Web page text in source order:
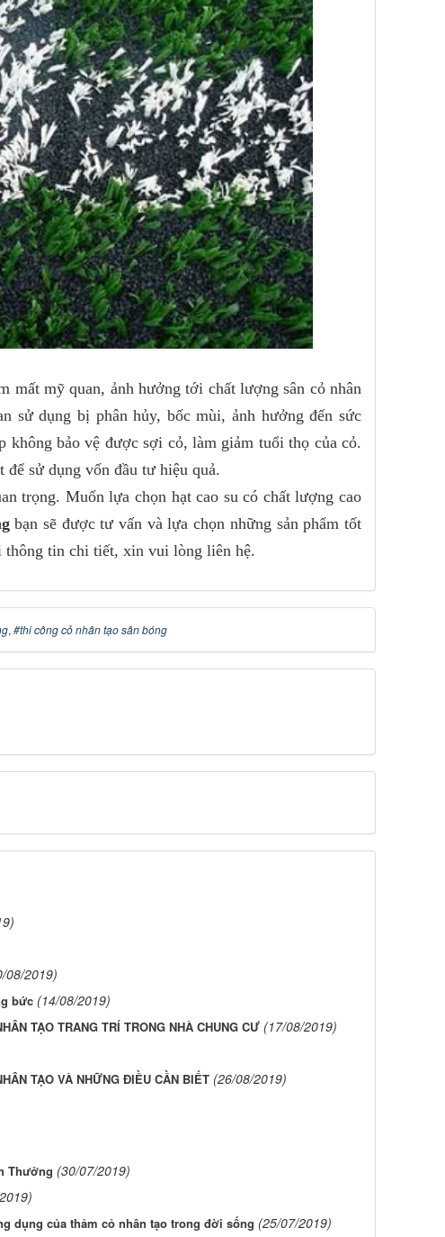
mỹ quan, ảnh hưởng tới chất lượng sân cỏ nhân
sử dụng bị phân hủy, bốc mùi, ảnh hưởng đến sức
không bảo vệ được sợi cỏ, làm giảm tuổi thọ của cỏ.
sử dụng vốn đầu tư hiệu quả.
trọng. Muốn lựa chọn hạt cao su có chất lượng cao
bạn sẽ được tư vấn và lựa chọn những sản phẩm tốt
thông tin chi tiết, xin vui lòng liên hệ.
, #thi công cỏ nhân tạo sân bóng
08/2019)
bức (14/08/2019)
TẠO TRANG TRÍ TRONG NHÀ CHUNG CƯ (17/08/2019)
TẠO VÀ NHỮNG ĐIỀU CẦN BIẾT (26/08/2019)
Thưởng (30/07/2019)
dụng của thảm cỏ nhân tạo trong đời sống (25/07/2019)